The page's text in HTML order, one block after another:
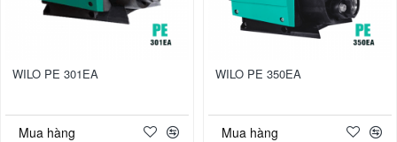
WILO PE 301EA
Mua hàng
WILO PE 350EA
Mua hàng